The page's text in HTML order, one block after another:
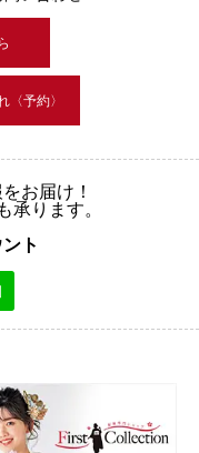
〈予約〉
お届け！
ります。
ト